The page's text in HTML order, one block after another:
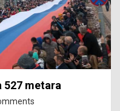
527 metara